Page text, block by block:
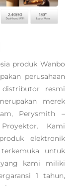
produk Wanbo
perusahaan
resmi
merek
Perysmith –
Kami
elektronik
untuk
kami miliki
1 tahun,